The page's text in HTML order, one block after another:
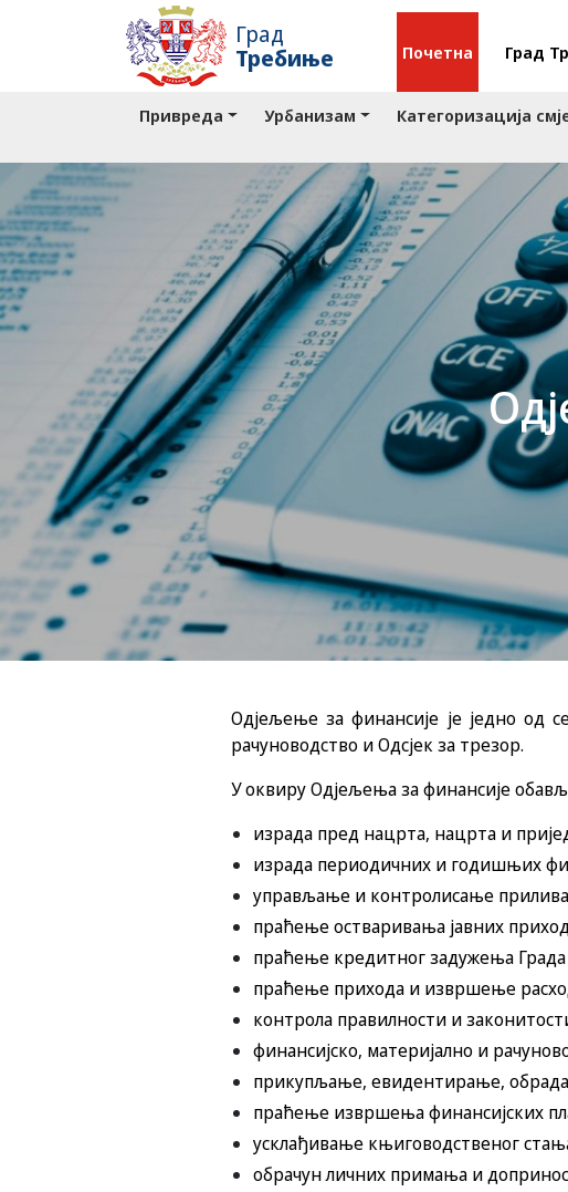
Град
Требиње
Почетна Град
Привреда Урбанизам Категоризација
Одјељење за финансије је једно од
рачуноводство и Одсјек за трезор.
У оквиру Одјељења за финансије
израда пред нацрта, нацрта и
израда периодичних и годишњих
управљање и контролисање
праћење остваривања јавних
праћење кредитног задужења
праћење прихода и извршење
контрола правилности и
финансијско, материјално и
прикупљање, евидентирање,
праћење извршења финансијских
усклађивање књиговодственог
обрачун личних примања и